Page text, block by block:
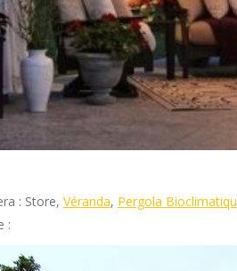
: Store, Véranda, Pergola Bioclimatiqu
: